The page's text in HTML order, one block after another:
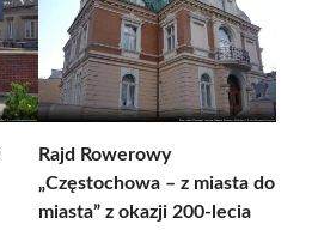
Rajd Rowerowy
„Częstochowa – z miasta do
miasta” z okazji 200-lecia